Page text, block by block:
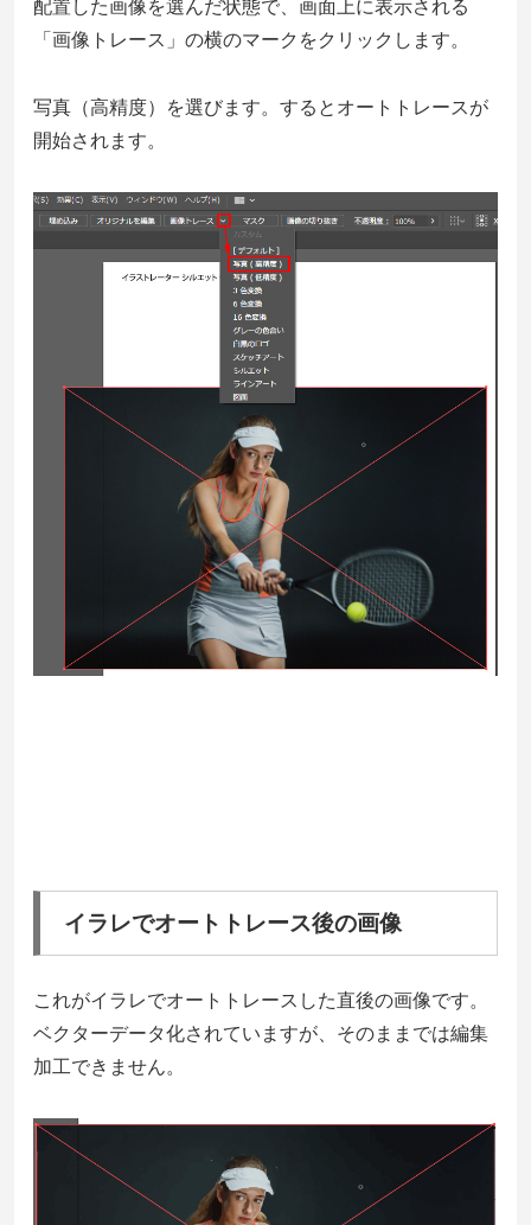
配置した画像を選んだ状態で、画面上に表示される
「画像トレース」の横のマークをクリックします。
写真（高精度）を選びます。するとオートトレースが
開始されます。
イラレでオートトレース後の画像
これがイラレでオートトレースした直後の画像です。
ベクターデータ化されていますが、そのままでは編集
加工できません。